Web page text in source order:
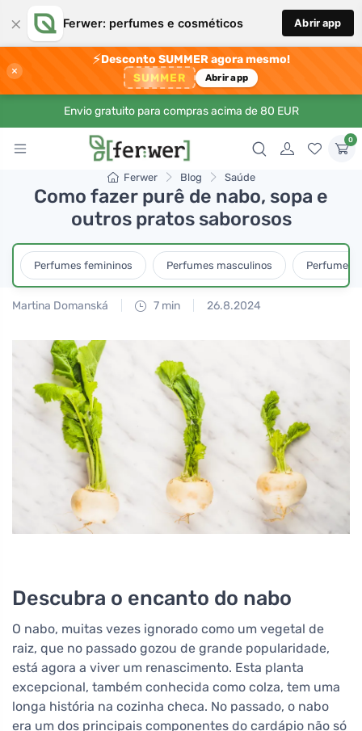
× Ferwer: perfumes e cosméticos Abrir app
×
⚡Desconto SUMMER agora mesmo!
SUMMER Abrir app
Envio gratuito para compras acima de 80 EUR
0
Ferwer Blog Saúde
Como fazer purê de nabo, sopa e
outros pratos saborosos
Perfumes femininos Perfumes masculinos Perfumes
Martina Domanská 7 min 26.8.2024
Descubra o encanto do nabo
O nabo, muitas vezes ignorado como um vegetal de
raiz, que no passado gozou de grande popularidade,
está agora a viver um renascimento. Esta planta
excepcional, também conhecida como colza, tem uma
longa história na cozinha checa. No passado, o nabo
era um dos principais componentes do cardápio não só